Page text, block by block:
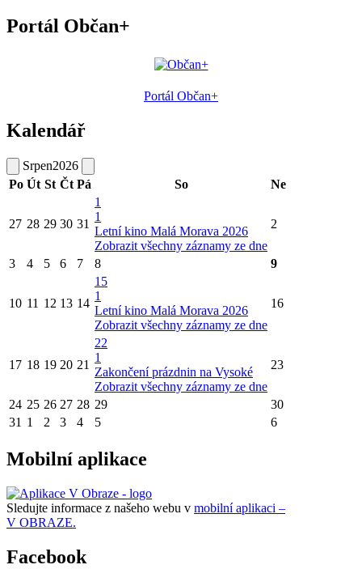
Portál Občan+
Portál Občan+
Kalendář
Srpen2026
Po Út St Čt Pá So Ne
27 28 29 30 31
1
1
Letní kino Malá Morava 2026
Zobrazit všechny záznamy ze dne
2
3 4 5 6 7 8 9
10 11 12 13 14
15
1
Letní kino Malá Morava 2026
Zobrazit všechny záznamy ze dne
16
17 18 19 20 21
22
1
Zakončení prázdnin na Vysoké
Zobrazit všechny záznamy ze dne
23
24 25 26 27 28 29
30
31 1 2 3 4 5 6
Mobilní aplikace
Sledujte informace z našeho webu v mobilní aplikaci –
V OBRAZE.
Facebook